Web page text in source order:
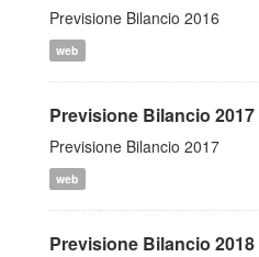
Previsione Bilancio 2016
web
Previsione Bilancio 2017
Previsione Bilancio 2017
web
Previsione Bilancio 2018